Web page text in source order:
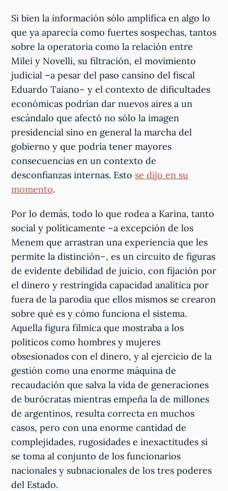
Si bien la información sólo amplifica en algo lo
que ya aparecía como fuertes sospechas, tantos
sobre la operatoria como la relación entre
Milei y Novelli, su filtración, el movimiento
judicial –a pesar del paso cansino del fiscal
Eduardo Taiano– y el contexto de dificultades
económicas podrían dar nuevos aires a un
escándalo que afectó no sólo la imagen
presidencial sino en general la marcha del
gobierno y que podría tener mayores
consecuencias en un contexto de
desconfianzas internas. Esto se dijo en su
momento.
Por lo demás, todo lo que rodea a Karina, tanto
social y políticamente –a excepción de los
Menem que arrastran una experiencia que les
permite la distinción–, es un circuito de figuras
de evidente debilidad de juicio, con fijación por
el dinero y restringida capacidad analítica por
fuera de la parodia que ellos mismos se crearon
sobre qué es y cómo funciona el sistema.
Aquella figura fílmica que mostraba a los
políticos como hombres y mujeres
obsesionados con el dinero, y al ejercicio de la
gestión como una enorme máquina de
recaudación que salva la vida de generaciones
de burócratas mientras empeña la de millones
de argentinos, resulta correcta en muchos
casos, pero con una enorme cantidad de
complejidades, rugosidades e inexactitudes si
se toma al conjunto de los funcionarios
nacionales y subnacionales de los tres poderes
del Estado.